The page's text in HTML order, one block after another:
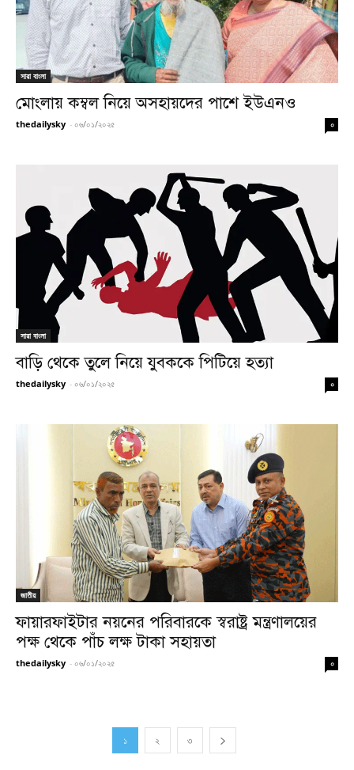
সারা বাংলা
মোংলায় কম্বল নিয়ে অসহায়দের পাশে ইউএনও
thedailysky - ০৬/০১/২০২৫ ০
সারা বাংলা
বাড়ি থেকে তুলে নিয়ে যুবককে পিটিয়ে হত্যা
thedailysky - ০৬/০১/২০২৫ ০
জাতীয়
ফায়ারফাইটার নয়নের পরিবারকে স্বরাষ্ট্র মন্ত্রণালয়ের
পক্ষ থেকে পাঁচ লক্ষ টাকা সহায়তা
thedailysky - ০৬/০১/২০২৫ ০
১ ২ ৩